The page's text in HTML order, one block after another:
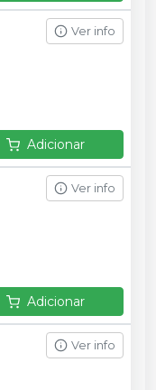
Ver info
Adicionar
Ver info
Adicionar
Ver info